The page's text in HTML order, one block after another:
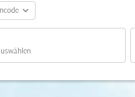
expand_more